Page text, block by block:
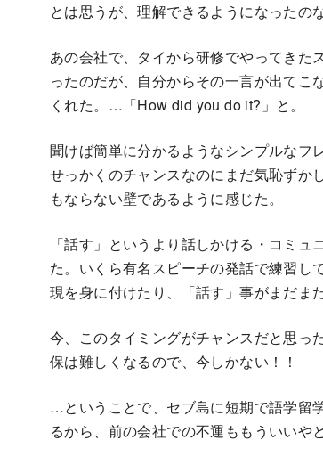
とは思うが、理解できるようになったの
あの会社で、タイから研修でやってきた
ったのだが、自分からその一言が出てこ
くれた。…「How did you do it?」と。
聞けば簡単に分かるようなシンプルなフ
せっかくのチャンスなのにまだ気恥ずか
もならない壁であるように感じた。
「話す」というより話しかける・コミ
た。いくら有名スピーチの発話で練習し
現を身に付けたり、「話す」事がまだま
今、このタイミングがチャンスだと思っ
保は難しくなるので、今しかない！！
…ということで、セブ島に短期で語学留
るから、前の会社での不運ももういいや